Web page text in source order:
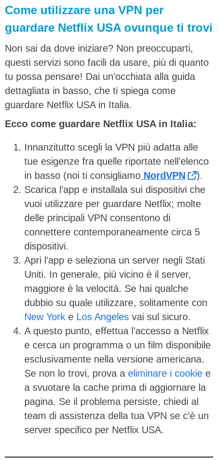
Come utilizzare una VPN per
guardare Netflix USA ovunque ti trovi
Non sai da dove iniziare? Non preoccuparti,
questi servizi sono facili da usare, più di quanto
tu possa pensare! Dai un’occhiata alla guida
dettagliata in basso, che ti spiega come
guardare Netflix USA in Italia.
Ecco come guardare Netflix USA in Italia:
Innanzitutto scegli la VPN più adatta alle
tue esigenze fra quelle riportate nell’elenco
in basso (noi ti consigliamo NordVPN
).
Scarica l’app e installala sui dispositivi che
vuoi utilizzare per guardare Netflix; molte
delle principali VPN consentono di
connettere contemporaneamente circa 5
dispositivi.
Apri l’app e seleziona un server negli Stati
Uniti. In generale, più vicino è il server,
maggiore è la velocità. Se hai qualche
dubbio su quale utilizzare, solitamente con
New York e Los Angeles vai sul sicuro.
A questo punto, effettua l’accesso a Netflix
e cerca un programma o un film disponibile
esclusivamente nella versione americana.
Se non lo trovi, prova a eliminare i cookie e
a svuotare la cache prima di aggiornare la
pagina. Se il problema persiste, chiedi al
team di assistenza della tua VPN se c’è un
server specifico per Netflix USA.